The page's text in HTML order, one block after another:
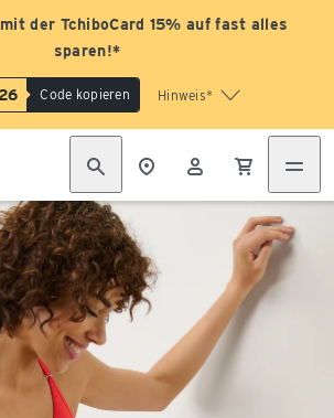
der TchiboCard 15% auf fast alles
sparen!*
Code kopieren Hinweis*